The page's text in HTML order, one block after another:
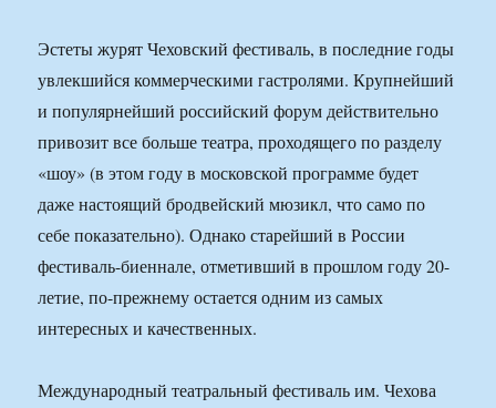
Эстеты журят Чеховский фестиваль, в последние годы
увлекшийся коммерческими гастролями. Крупнейший
и популярнейший российский форум действительно
привозит все больше театра, проходящего по разделу
«шоу» (в этом году в московской программе будет
даже настоящий бродвейский мюзикл, что само по
себе показательно). Однако старейший в России
фестиваль-биеннале, отметивший в прошлом году 20-
летие, по-прежнему остается одним из самых
интересных и качественных.
Международный театральный фестиваль им. Чехова